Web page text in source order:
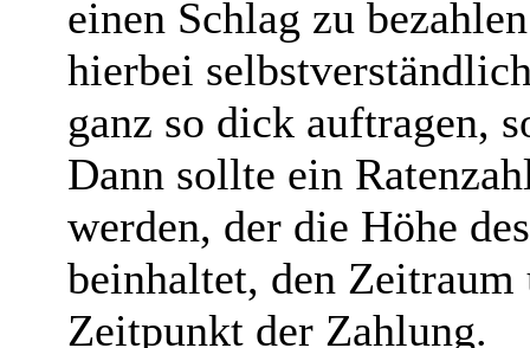
einen Schlag zu
hierbei
ganz so dick auftragen,
Dann sollte ein
werden, der die Höhe
beinhaltet, den Zeitraum
Zeitpunkt der Zahlung.